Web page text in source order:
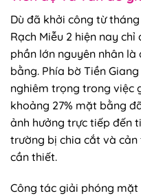
Dù đã khởi công từ
Rạch Miễu 2 hiện nay
phần lớn nguyên nhân
bằng. Phía bờ Tiền
nghiêm trọng trong việc
khoảng 27% mặt bằng
ảnh hưởng trực tiếp đến
trường bị chia cắt và
cần thiết.
Công tác giải phóng